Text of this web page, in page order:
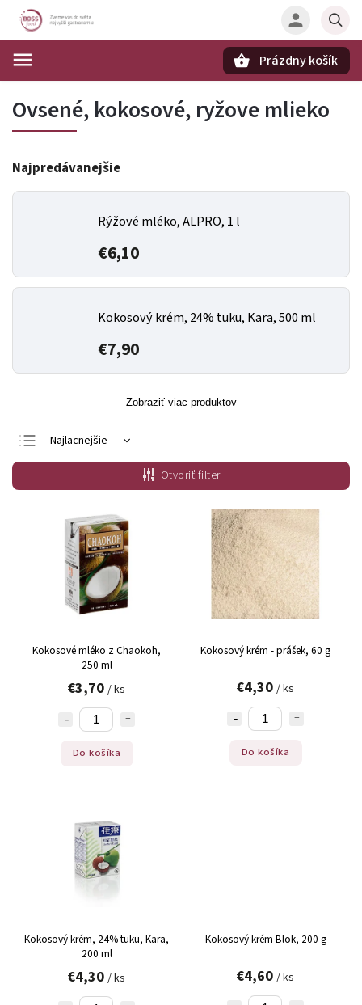
Prázdny košík
Ovsené, kokosové, ryžove mlieko
Najpredávanejšie
Rýžové mléko, ALPRO, 1 l
€6,10
Kokosový krém, 24% tuku, Kara, 500 ml
€7,90
Zobraziť viac produktov
Najlacnejšie
Najdrahšie
Najpredávanejšie
Abecedne
Otvoriť filter
Kokosové mléko z Chaokoh,
250 ml
€3,70 / ks
Do košíka
Kokosový krém - prášek, 60 g
€4,30 / ks
Do košíka
Kokosový krém, 24% tuku, Kara,
200 ml
€4,30 / ks
Kokosový krém Blok, 200 g
€4,60 / ks